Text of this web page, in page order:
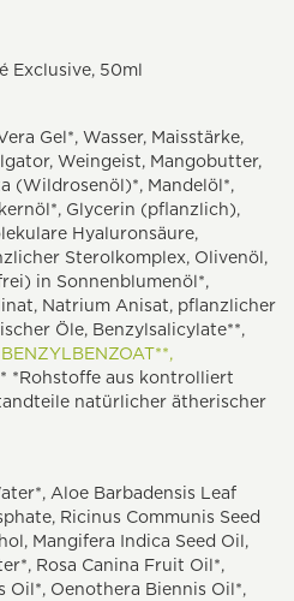
Exclusive, 50ml
Gel*, Wasser, Maisstärke,
Weingeist, Mangobutter,
(Wildrosenöl)*, Mandelöl*,
Glycerin (pflanzlich),
Hyaluronsäure,
Sterolkomplex, Olivenöl,
in Sonnenblumenöl*,
Natrium Anisat, pflanzlicher
Öle, Benzylsalicylate**,
BENZYLBENZOAT**,
*Rohstoffe aus kontrolliert
natürlicher ätherischer
Aloe Barbadensis Leaf
Ricinus Communis Seed
Mangifera Indica Seed Oil,
Rosa Canina Fruit Oil*,
Oil*, Oenothera Biennis Oil*,